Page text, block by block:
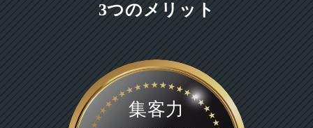
3つのメリット
集客力